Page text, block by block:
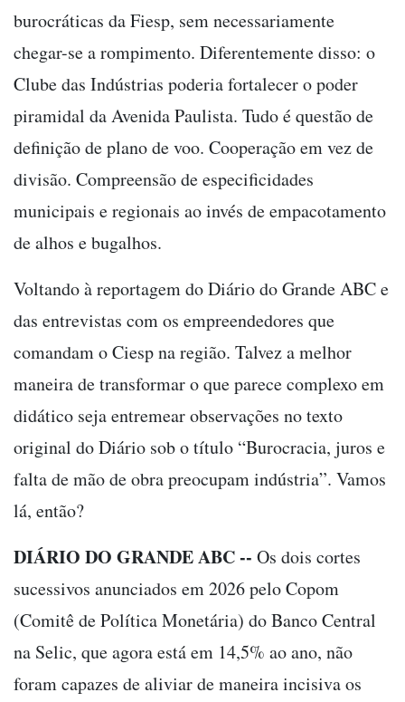
burocráticas da Fiesp, sem necessariamente
chegar-se a rompimento. Diferentemente disso: o
Clube das Indústrias poderia fortalecer o poder
piramidal da Avenida Paulista. Tudo é questão de
definição de plano de voo. Cooperação em vez de
divisão. Compreensão de especificidades
municipais e regionais ao invés de empacotamento
de alhos e bugalhos.
Voltando à reportagem do Diário do Grande ABC e
das entrevistas com os empreendedores que
comandam o Ciesp na região. Talvez a melhor
maneira de transformar o que parece complexo em
didático seja entremear observações no texto
original do Diário sob o título “Burocracia, juros e
falta de mão de obra preocupam indústria”. Vamos
lá, então?
DIÁRIO DO GRANDE ABC -- Os dois cortes
sucessivos anunciados em 2026 pelo Copom
(Comitê de Política Monetária) do Banco Central
na Selic, que agora está em 14,5% ao ano, não
foram capazes de aliviar de maneira incisiva os